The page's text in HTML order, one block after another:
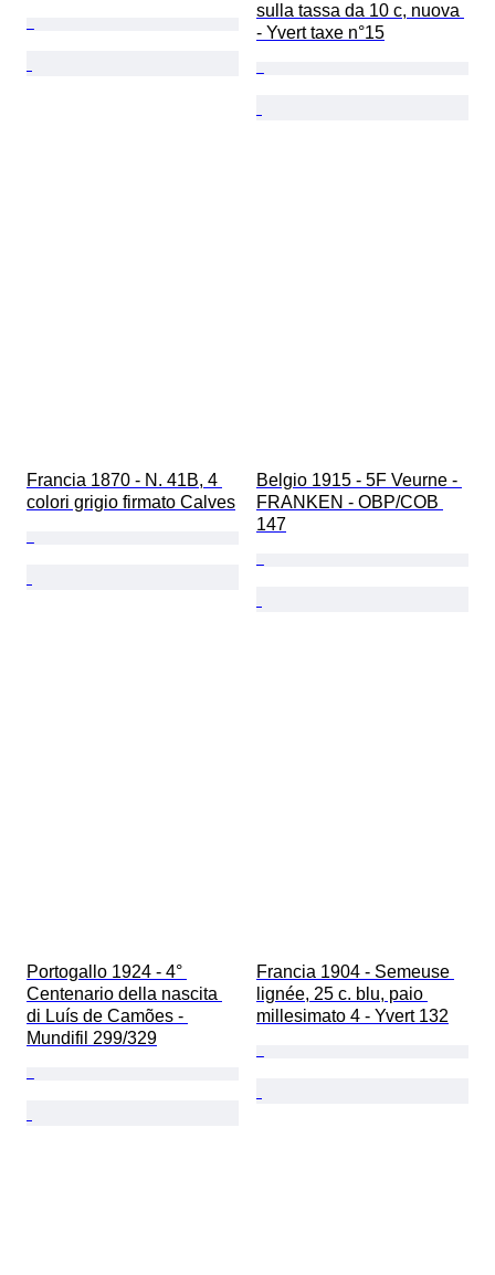
sulla tassa da 10 c, nuova
- Yvert taxe n°15
Francia 1870 - N. 41B, 4
colori grigio firmato Calves
Belgio 1915 - 5F Veurne -
FRANKEN - OBP/COB
147
Portogallo 1924 - 4°
Centenario della nascita
di Luís de Camões -
Mundifil 299/329
Francia 1904 - Semeuse
lignée, 25 c. blu, paio
millesimato 4 - Yvert 132